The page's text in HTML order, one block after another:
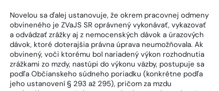
Novelou sa ďalej ustanovuje, že okrem pracovnej odmeny
obvineného je ZVaJS SR oprávnený vykonávať, vykazovať
a odvádzať zrážky aj z nemocenských dávok a úrazových
dávok, ktoré doterajšia právna úprava neumožňovala. Ak
obvinený, voči ktorému bol nariadený výkon rozhodnutia
zrážkami zo mzdy, nastúpi do výkonu väzby, postupuje sa
podľa Občianskeho súdneho poriadku (konkrétne podľa
jeho ustanovení § 293 až 295), pričom za mzdu